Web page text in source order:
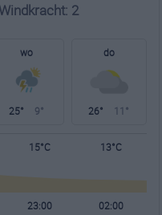
Windkracht: 2
wo
25° 9°
do
26° 11°
15°C 13°C
23:00 02:00